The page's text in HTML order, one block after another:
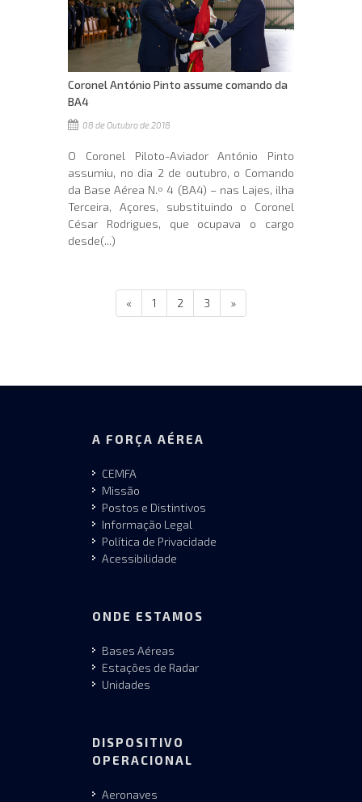
Coronel António Pinto assume comando da
BA4
08 de Outubro de 2018
O Coronel Piloto-Aviador António Pinto
assumiu, no dia 2 de outubro, o Comando
da Base Aérea N.º 4 (BA4) – nas Lajes, ilha
Terceira, Açores, substituindo o Coronel
César Rodrigues, que ocupava o cargo
desde(...)
« 1 2 3 »
A FORÇA AÉREA
CEMFA
Missão
Postos e Distintivos
Informação Legal
Política de Privacidade
Acessibilidade
ONDE ESTAMOS
Bases Aéreas
Estações de Radar
Unidades
DISPOSITIVO
OPERACIONAL
Aeronaves